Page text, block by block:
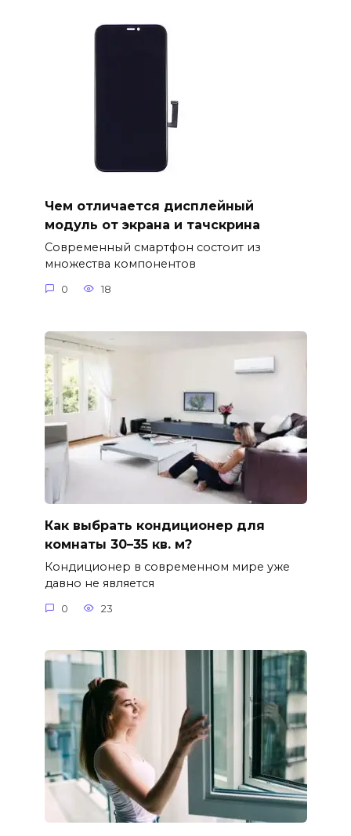
Чем отличается дисплейный
модуль от экрана и тачскрина
Современный смартфон состоит из
множества компонентов
0 18
Как выбрать кондиционер для
комнаты 30–35 кв. м?
Кондиционер в современном мире уже
давно не является
0 23